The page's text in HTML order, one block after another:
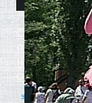
Сергей
общества
читать полностью